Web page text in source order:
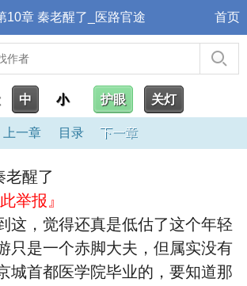
10章 秦老醒了_医路官途 首页
中 小 护眼 关灯
上一章 目录 下一章
醒了
举报』
，觉得还真是低估了这个年轻
只是一个赤脚大夫，但属实没有
城首都医学院毕业的，要知道那